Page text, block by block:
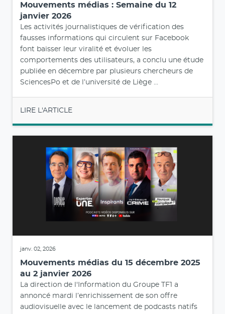
Mouvements médias : Semaine du 12
janvier 2026
Les activités journalistiques de vérification des
fausses informations qui circulent sur Facebook
font baisser leur viralité et évoluer les
comportements des utilisateurs, a conclu une étude
publiée en décembre par plusieurs chercheurs de
SciencesPo et de l’université de Liège ...
LIRE L'ARTICLE
janv. 02, 2026
Mouvements médias du 15 décembre 2025
au 2 janvier 2026
La direction de l'Information du Groupe TF1 a
annoncé mardi l’enrichissement de son offre
audiovisuelle avec le lancement de podcasts natifs